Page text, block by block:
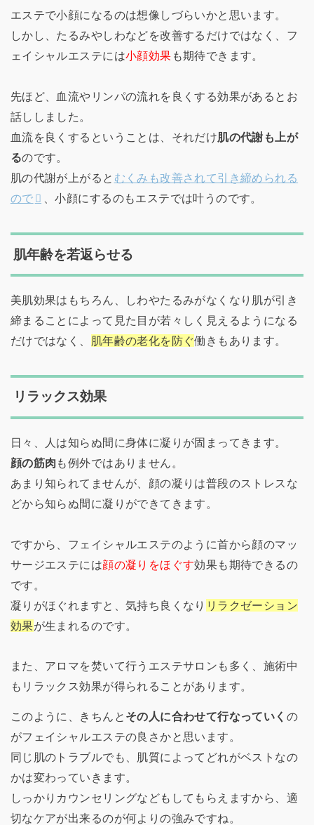
エステで小顔になるのは想像しづらいかと思います。
しかし、たるみやしわなどを改善するだけではなく、フ
ェイシャルエステには小顔効果 も期待できます。
先ほど、血流やリンパの流れを良くする効果があるとお
話ししました。
血流を良くするということは、それだけ肌の代謝も上が
るのです。
肌の代謝が上がると むくみも改善されて引き締められる
ので
、小顔にするのもエステでは叶うのです。
肌年齢を若返らせる
美肌効果はもちろん、しわやたるみがなくなり肌が引き
締まることによって見た目が若々しく見えるようになる
だけではなく、
肌年齢の老化を防ぐ働きもあります。
リラックス効果
日々、人は知らぬ間に身体に凝りが固まってきます。
顔の筋肉 も例外ではありません。
あまり知られてませんが、顔の凝りは普段のストレスな
どから知らぬ間に凝りができてきます。
ですから、フェイシャルエステのように首から顔のマッ
サージエステには顔の凝りをほぐす効果も期待できるの
です。
凝りがほぐれますと、気持ち良くなり リラクゼーション
効果が生まれるのです。
また、アロマを焚いて行うエステサロンも多く、施術中
もリラックス効果が得られることがあります。
このように、きちんと その人に合わせて行なっていく の
がフェイシャルエステの良さかと思います。
同じ肌のトラブルでも、肌質によってどれがベストなの
かは変わっていきます。
しっかりカウンセリングなどもしてもらえますから、適
切なケアが出来るのが何よりの強みですね。